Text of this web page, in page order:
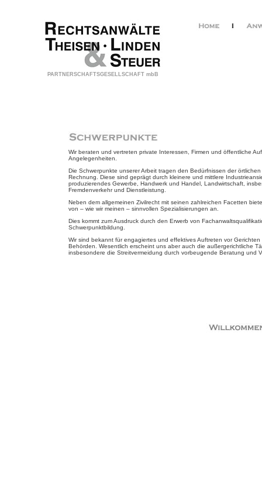
PARTNERSCHAFTSGESELLSCHAFT mbB
Wir beraten und vertreten private Interessen, Firmen und öffentliche
Angelegenheiten.
Die Schwerpunkte unserer Arbeit tragen den Bedürfnissen der örtlichen
Rechnung. Diese sind geprägt durch kleinere und mittlere
produzierendes Gewerbe, Handwerk und Handel, Landwirtschaft,
Fremdenverkehr und Dienstleistung.
Neben dem allgemeinen Zivilrecht mit seinen zahlreichen Facetten
von – wie wir meinen – sinnvollen Spezialisierungen an.
Dies kommt zum Ausdruck durch den Erwerb von
Schwerpunktbildung.
Wir sind bekannt für engagiertes und effektives Auftreten vor
Behörden. Wesentlich erscheint uns aber auch die außergerichtliche
insbesondere die Streitvermeidung durch vorbeugende Beratung und